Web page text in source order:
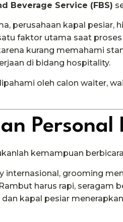
Beverage Service (FBS)
perusahaan kapal pesiar,
faktor utama saat
kurang memahami
di bidang hospitality.
oleh calon waiter,
Personal
kemampuan
internasional, grooming
harus rapi, seragam
kapal pesiar